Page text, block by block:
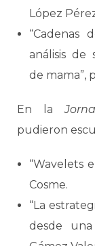
López
“Cadenas
análisis de
de mama”,
En la
pudieron
“Wavelets
Cosme.
“La
desde una